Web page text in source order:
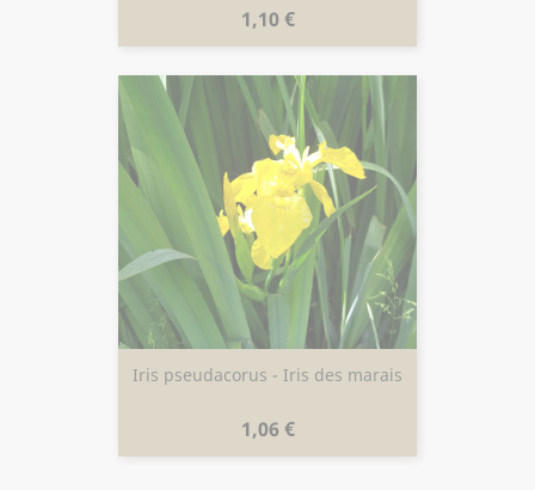
Prix
1,10 €
Iris pseudacorus - Iris des marais
Prix
1,06 €